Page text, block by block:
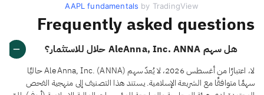
AAPL fundamentals by TradingView
Frequently asked questions
هل سهم AleAnna, Inc. ANNA حلال للاستثمار؟
لا، اعتبارًا من أغسطس 2026، لا يُعدّ سهم AleAnna, Inc. (ANNA) حاليًا
سهمًا متوافقًا مع الشريعة الإسلامية. يستند هذا التصنيف إلى منهجية الفحص